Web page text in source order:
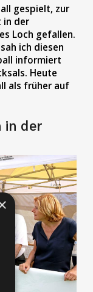
gespielt, zur
in der
Loch gefallen.
ich diesen
informiert
Heute
als früher auf
in der